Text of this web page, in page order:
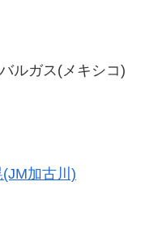
ルガス(メキシコ)
加古川)